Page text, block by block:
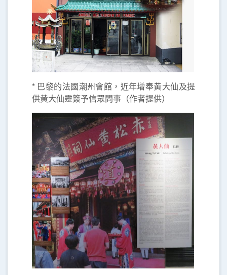
* 巴黎的法國潮州會館，近年增奉黄大仙及提
供黄大仙靈簽予信眾問事（作者提供）